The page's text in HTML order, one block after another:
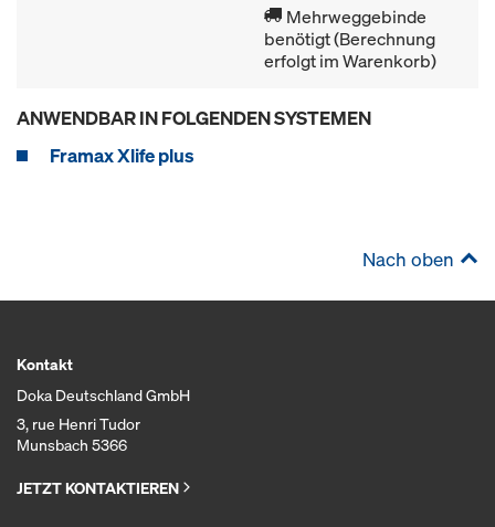
Mehrweggebinde
benötigt (Berechnung
erfolgt im Warenkorb)
ANWENDBAR IN FOLGENDEN SYSTEMEN
Framax Xlife plus
Nach oben
Kontakt
Doka Deutschland GmbH
3, rue Henri Tudor
Munsbach 5366
JETZT KONTAKTIEREN